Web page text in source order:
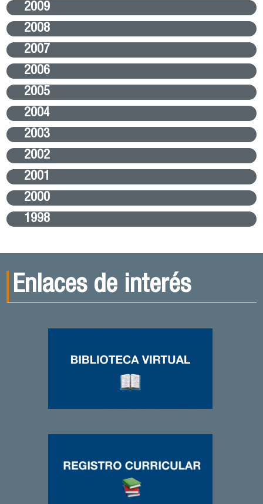
2009
2008
2007
2006
2005
2004
2003
2002
2001
2000
1998
Enlaces de interés